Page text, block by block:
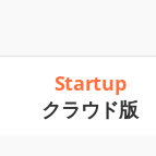
Startup
クラウド版